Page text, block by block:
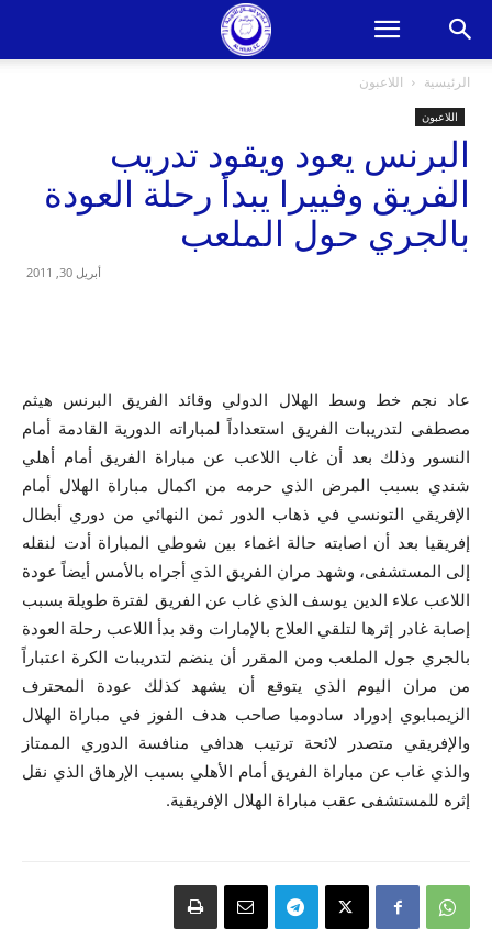
الرئيسية اللاعبون
اللاعبون
البرنس يعود ويقود تدريب
الفريق وفييرا يبدأ رحلة العودة
بالجري حول الملعب
أبريل 30, 2011
عاد نجم خط وسط الهلال الدولي وقائد الفريق البرنس هيثم
مصطفى لتدريبات الفريق استعداداً لمباراته الدورية القادمة أمام
النسور وذلك بعد أن غاب اللاعب عن مباراة الفريق أمام أهلي
شندي بسبب المرض الذي حرمه من اكمال مباراة الهلال أمام
الإفريقي التونسي في ذهاب الدور ثمن النهائي من دوري أبطال
إفريقيا بعد أن اصابته حالة اغماء بين شوطي المباراة أدت لنقله
إلى المستشفى، وشهد مران الفريق الذي أجراه بالأمس أيضاً عودة
اللاعب علاء الدين يوسف الذي غاب عن الفريق لفترة طويلة بسبب
إصابة غادر إثرها لتلقي العلاج بالإمارات وقد بدأ اللاعب رحلة العودة
بالجري جول الملعب ومن المقرر أن ينضم لتدريبات الكرة اعتباراً
من مران اليوم الذي يتوقع أن يشهد كذلك عودة المحترف
الزيمبابوي إدوراد سادومبا صاحب هدف الفوز في مباراة الهلال
والإفريقي متصدر لائحة ترتيب هدافي منافسة الدوري الممتاز
والذي غاب عن مباراة الفريق أمام الأهلي بسبب الإرهاق الذي نقل
إثره للمستشفى عقب مباراة الهلال الإفريقية.